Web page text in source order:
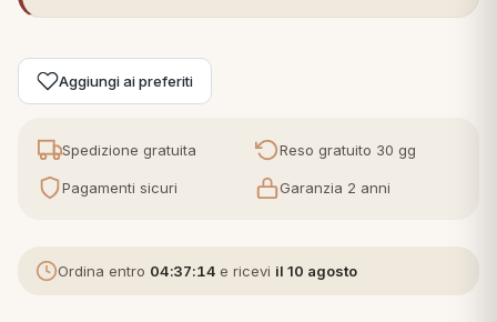
Letto
in piuma d'oca
Aggiungi ai preferiti
Spedizione gratuita Reso gratuito 30 gg
Pagamenti sicuri Garanzia 2 anni
Ordina entro 04:37:13 e riceviil 10 agosto